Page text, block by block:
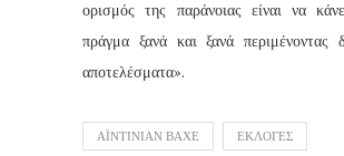
ορισμός της παράνοιας είναι να
πράγμα ξανά και ξανά περιμένοντας
αποτελέσματα».
ΑΪΝΤΙΝΙΑΝ ΒΑΧΕ ΕΚΛΟΓΕΣ